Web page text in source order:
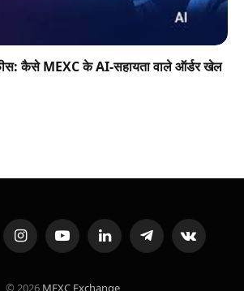
फीस: कैसे MEXC के AI-सहायता वाले ऑर्डर खेल
InstagramYouTubeLinkedInTelegramVKontakte
© 2026 MEXC Exchange